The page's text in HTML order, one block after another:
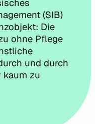
(SIB)
Die
ohne Pflege
und durch
kaum zu